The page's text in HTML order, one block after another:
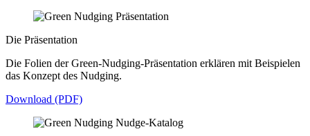
Die Präsentation
Die Folien der Green-Nudging-Präsentation erklären mit Beispielen
das Konzept des Nudging.
Download (PDF)